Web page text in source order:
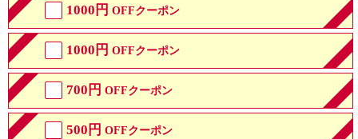
1000円 OFFクーポン
1000円 OFFクーポン
700円 OFFクーポン
500円 OFFクーポン